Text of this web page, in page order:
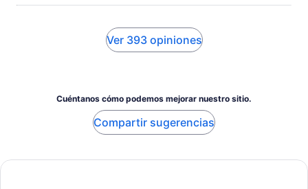
Ver 393 opiniones
Cuéntanos cómo podemos mejorar nuestro sitio.
Compartir sugerencias